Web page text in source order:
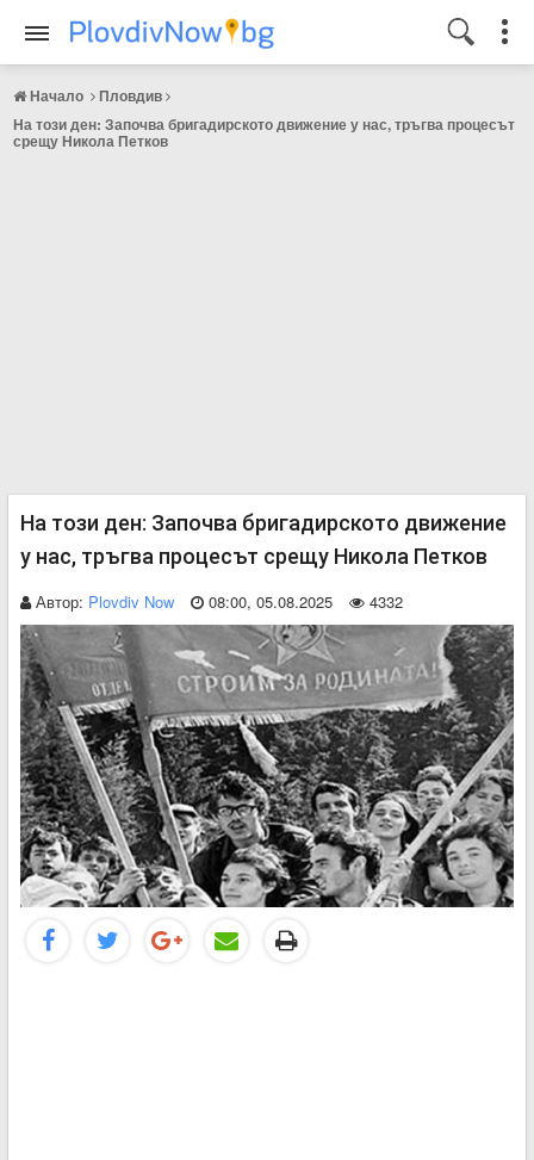
Начало
Пловдив
На този ден: Започва бригадирското движение у нас, тръгва процесът
срещу Никола Петков
На този ден: Започва бригадирското движение
у нас, тръгва процесът срещу Никола Петков
Автор: Plovdiv Now 08:00, 05.08.2025 4332